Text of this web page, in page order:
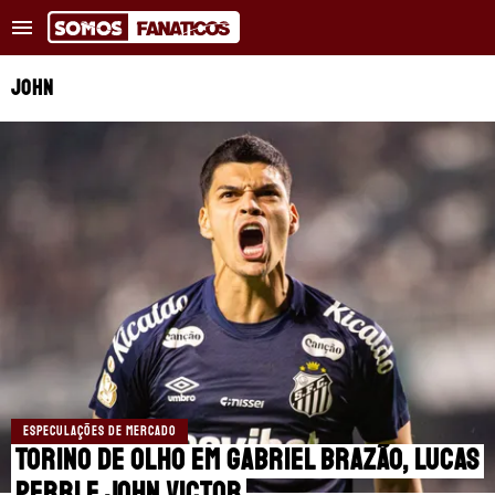
Tendências
NOTÍCIAS RECENTES
PSG
APOSTAS
JOHN
ESPECULAÇÕES DE MERCADO
Torino de olho em Gabriel Brazão, Lucas